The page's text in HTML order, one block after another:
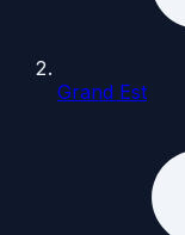
Grand Est